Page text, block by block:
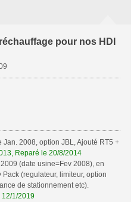
pour nos HDI
2008, option JBL, Ajouté RT5 +
Reparé le 20/8/2014
(date usine=Fev 2008), en
(regulateur, limiteur, option
de stationnement etc).
1/2019